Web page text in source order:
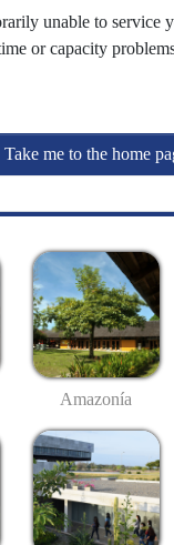
unable to service
or capacity
Take me to the home
Amazonía